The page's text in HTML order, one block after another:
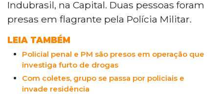
detidos. As investigações, coordenadas
pela Denar, apontam esquema
organizado com transporte,
armazenamento e distribuição de
entorpecentes, com possível
envolvimento de outros policiais, que será
apurado pela Corregedoria da Polícia
Militar.
Indubrasil, na Capital. Duas pessoas foram
presas em flagrante pela Polícia Militar.
LEIA TAMBÉM
Policial penal e PM são presos em operação que
investiga furto de drogas
Com coletes, grupo se passa por policiais e
invade residência